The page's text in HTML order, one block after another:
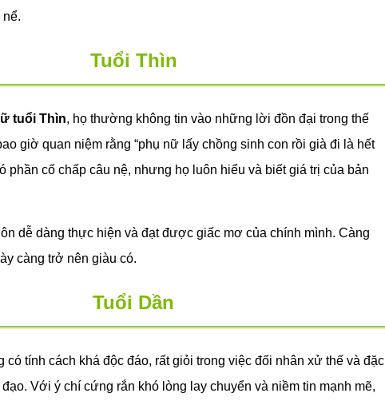
nể.
Tuổi Thìn
tuổi Thìn, họ thường không tin vào những lời đồn đại trong thế
giờ quan niệm rằng “phụ nữ lấy chồng sinh con rồi già đi là hết
phần cố chấp câu nệ, nhưng họ luôn hiểu và biết giá trị của bản
dễ dàng thực hiện và đạt được giấc mơ của chính mình. Càng
càng trở nên giàu có.
Tuổi Dần
tính cách khá độc đáo, rất giỏi trong việc đối nhân xử thế và đặc
Với ý chí cứng rắn khó lòng lay chuyển và niềm tin mạnh mẽ,